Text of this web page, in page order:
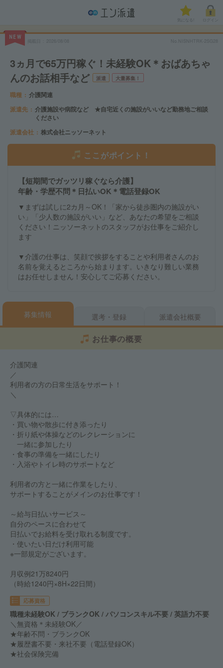
気になる!
NEW
No.NISNHTRK-2SG28
3ヵ月で65万円稼ぐ！未経験OK＊おばあちゃ
んのお話相手など
派遣 大量募集！
職種
介護関連
派遣先
介護施設や病院など ★自宅近くの施設がいいなど勤務地ご相談
ください
派遣会社
株式会社ニッソーネット
ここがポイント！
【短期間でガッツリ稼ぐなら介護】
年齢・学歴不問＊日払いOK＊電話登録OK
▼まずは試しに2カ月～OK！「家から徒歩圏内の施設がい
い」「少人数の施設がいい」など、あなたの希望をご相談
ください！ニッソーネットのスタッフがお仕事をご紹介し
ます
▼介護の仕事は、笑顔で挨拶をすることや利用者さんのお
名前を覚えるところから始まります。いきなり難しい業務
はお任せしません！安心してご応募ください。
募集情報 選考・登録 派遣会社概要
お仕事の概要
介護関連
／
利用者の方の日常生活をサポート！
＼
▽具体的には…
・買い物や散歩に付き添ったり
・折り紙や体操などのレクレーションに
一緒に参加したり
・食事の準備を一緒にしたり
・入浴やトイレ時のサポートなど
利用者の方と一緒に作業をしたり、
サポートすることがメインのお仕事です！
～給与日払いサービス～
自分のペースに合わせて
日払いでお給料を受け取れる制度です。
・使いたい日だけ利用可能
※一部規定がございます。
月収例21万8240円
（時給1240円×8H×22日間）
応募資格
職種未経験OK / ブランクOK / パソコンスキル不要 / 英語力不要
＼無資格＊未経験OK／
★年齢不問・ブランクOK
★履歴書不要・来社不要（電話登録OK）
★社会保険完備